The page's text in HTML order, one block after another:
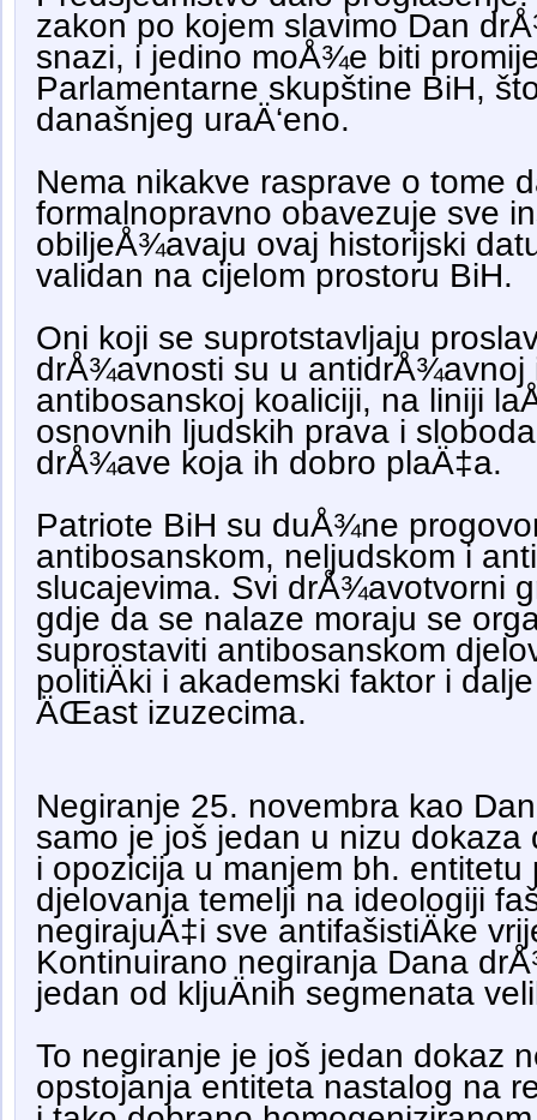
zakon po kojem slavimo Dan
snazi, i jedino moÅ¾e biti
Parlamentarne skupštine BiH,
današnjeg uraÄ‘eno.
Nema nikakve rasprave o tome
formalnopravno obavezuje sve
obiljeÅ¾avaju ovaj historijski
validan na cijelom prostoru BiH.
Oni koji se suprotstavljaju
drÅ¾avnosti su u
antibosanskoj koaliciji, na liniji
osnovnih ljudskih prava i
drÅ¾ave koja ih dobro plaÄ‡a.
Patriote BiH su duÅ¾ne
antibosanskom, neljudskom i
slucajevima. Svi drÅ¾avotvorni
gdje da se nalaze moraju se
suprostaviti antibosanskom
politiÄki i akademski faktor i
ÄŒast izuzecima.
Negiranje 25. novembra kao
samo je još jedan u nizu dokaza
i opozicija u manjem bh. entitetu
djelovanja temelji na ideologiji
negirajuÄ‡i sve antifašistiÄke
Kontinuirano negiranja Dana
jedan od kljuÄnih segmenata
To negiranje je još jedan dokaz
opstojanja entiteta nastalog na